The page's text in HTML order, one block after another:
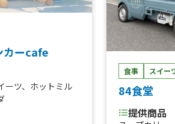
カーcafe
ーツ、ホットミル
食事 スイー
84食堂
提供商品